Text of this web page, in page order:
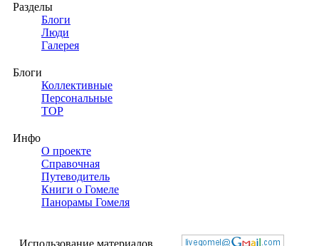
Разделы
Блоги
Люди
Галерея
Блоги
Коллективные
Персональные
TOP
Инфо
О проекте
Справочная
Путеводитель
Книги о Гомеле
Панорамы Гомеля